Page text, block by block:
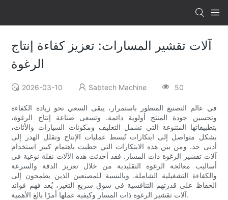
آلات تقشير المسارات: تعزيز كفاءة إنتاج
الرغوة
2026-03-10 Sabtech Machine 50
في عالم التصنيع المتطور باستمرار، يبقى السعي نحو زيادة الكفاءة
وتحسين جودة المنتج أولوية دائمة. وتسعى صناعة إنتاج الرغوة،
بتطبيقاتها المتنوعة التي تشمل التغليف ومكونات السيارات والأثاث،
بشكل متواصل إلى ابتكارات تُبسط عمليات الإنتاج وتقلل الهدر إلى
أدنى حد. ومن بين هذه الابتكارات التي حظيت باهتمام كبير استخدام
آلات تقشير الرغوة ذات المسار. فقد أحدثت هذه الآلات نقلة نوعية في
أساليب معالجة الرغوة التقليدية من خلال تعزيز الدقة والسرعة
والكفاءة التشغيلية الشاملة. وبالنسبة للمصنعين الذين يطمحون إلى
الحفاظ على قدرتهم التنافسية في سوق سريع التغير، يُعد فهم فوائد
آلات تقشير الرغوة ذات المسار وكيفية عملها أمرًا بالغ الأهمية.